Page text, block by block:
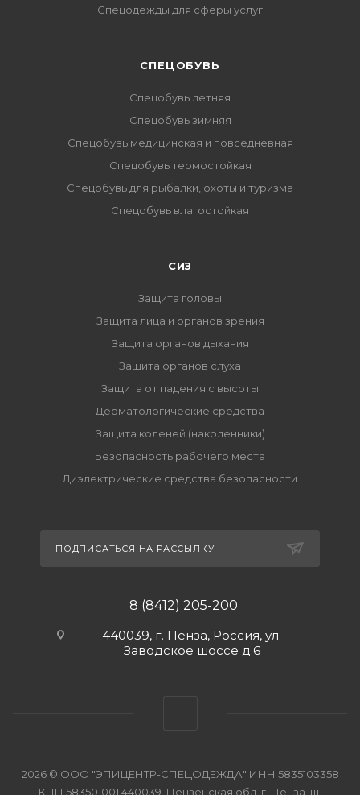
Спецодежды для сферы услуг
CПЕЦОБУВЬ
Спецобувь летняя
Спецобувь зимняя
Спецобувь медицинская и повседневная
Спецобувь термостойкая
Спецобувь для рыбалки, охоты и туризма
Спецобувь влагостойкая
СИЗ
Защита головы
Защита лица и органов зрения
Защита органов дыхания
Защита органов слуха
Защита от падения с высоты
Дерматологические средства
Защита коленей (наколенники)
Безопасность рабочего места
Диэлектрические средства безопасности
ПОДПИСАТЬСЯ НА РАССЫЛКУ
8 (8412) 205-200
440039, г. Пенза, Россия, ул.
Заводское шоссе д.6
2026 © ООО "ЭПИЦЕНТР-СПЕЦОДЕЖДА" ИНН 5835103358
КПП 583501001 440039, Пензенская обл, г. Пенза, ш.